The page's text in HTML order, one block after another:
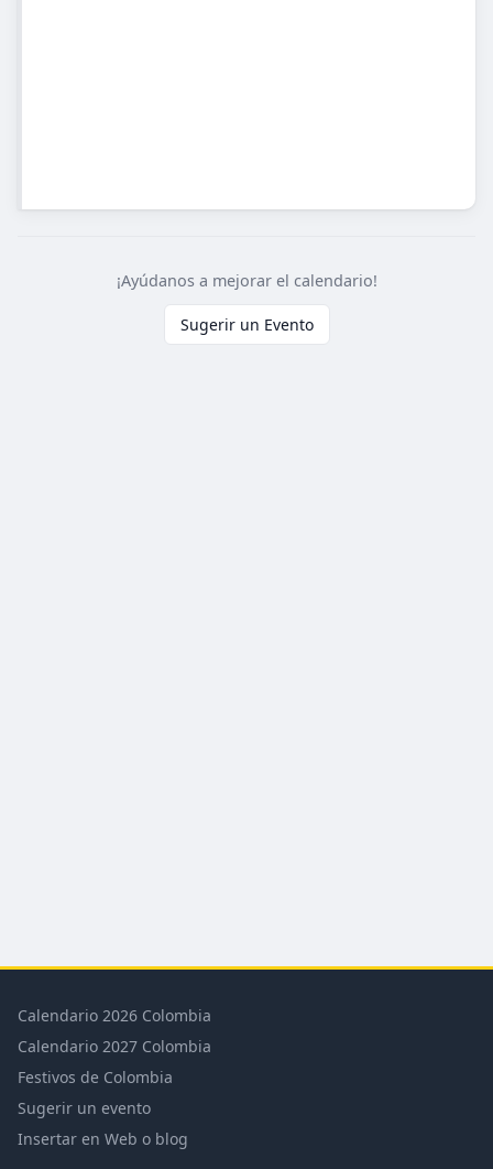
¡Ayúdanos a mejorar el calendario!
Sugerir un Evento
Calendario 2026 Colombia
Calendario 2027 Colombia
Festivos de Colombia
Sugerir un evento
Insertar en Web o blog